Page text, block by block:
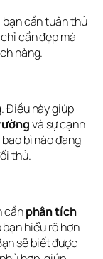
cần tuân thủ
cần đẹp mà
hàng.
. Điều này giúp
và sự cạnh
bì nào đang
thủ.
cần phân tích
hiểu rõ hơn
sẽ biết được